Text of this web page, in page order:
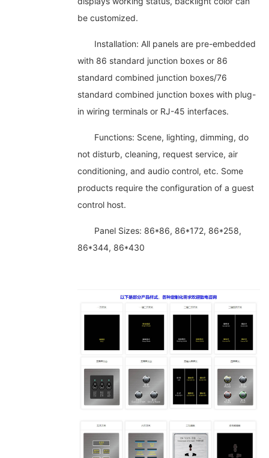
be customized.
Installation: All panels are pre-embedded
with 86 standard junction boxes or 86
standard combined junction boxes/76
standard combined junction boxes with plug-
in wiring terminals or RJ-45 interfaces.
Functions: Scene, lighting, dimming, do
not disturb, cleaning, request service, air
conditioning, and audio control, etc. Some
products require the configuration of a guest
control host.
Panel Sizes: 86*86, 86*172, 86*258,
86*344, 86*430